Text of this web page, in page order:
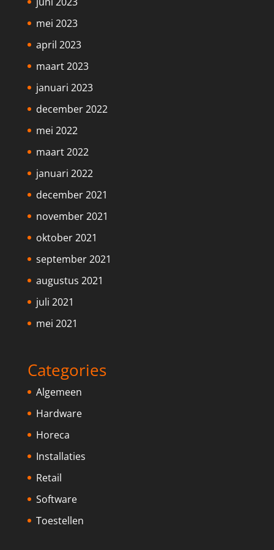
mei 2023
april 2023
maart 2023
januari 2023
december 2022
mei 2022
maart 2022
januari 2022
december 2021
november 2021
oktober 2021
september 2021
augustus 2021
juli 2021
mei 2021
Categories
Algemeen
Hardware
Horeca
Installaties
Retail
Software
Toestellen